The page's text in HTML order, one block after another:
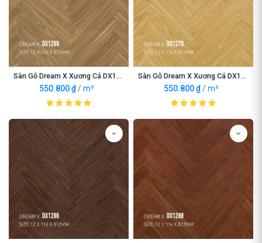
Sàn Gỗ Dream X Xương Cá DX1269
550.800₫ /m²
Sàn Gỗ Dream X Xương Cá DX1279
550.800₫ /m²